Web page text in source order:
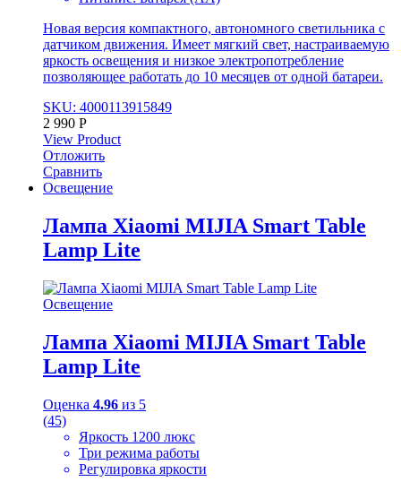
Новая версия компактного, автономного светильника с
датчиком движения. Имеет мягкий свет, настраиваемую
яркость освещения и низкое электропотребление
позволяющее работать до 10 месяцев от одной батареи.
SKU: 4000113915849
2 990 Р
View Product
Отложить
Сравнить
Освещение
Лампа Xiaomi MIJIA Smart Table
Lamp Lite
Освещение
Лампа Xiaomi MIJIA Smart Table
Lamp Lite
Оценка 4.96 из 5
(45)
Яркость 1200 люкс
Три режима работы
Регулировка яркости